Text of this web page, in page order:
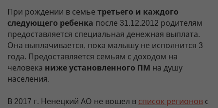
При рождении в семье третьего и каждого
следующего ребенка после 31.12.2012 родителям
предоставляется специальная денежная выплата.
Она выплачивается, пока малышу не исполнится 3
года. Предоставляется семьям с доходом на
человека ниже установленного ПМ на душу
населения.
В 2017 г. Ненецкий АО не вошел в список регионов с